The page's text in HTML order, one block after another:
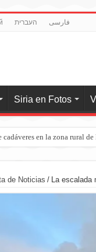
העברית فارسی
Siria en Fotos
en la zona rural
de Noticias / La escalada